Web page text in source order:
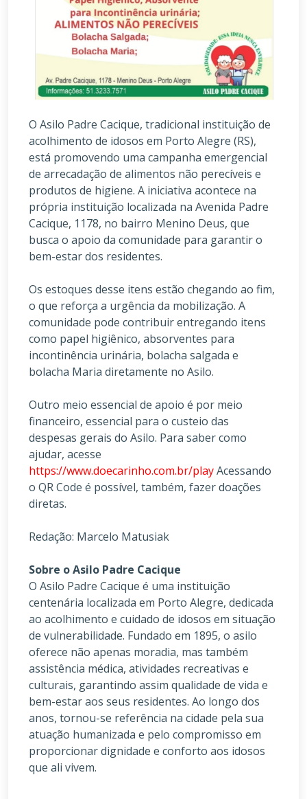
O Asilo Padre Cacique, tradicional instituição de
acolhimento de idosos em Porto Alegre (RS),
está promovendo uma campanha emergencial
de arrecadação de alimentos não perecíveis e
produtos de higiene. A iniciativa acontece na
própria instituição localizada na Avenida Padre
Cacique, 1178, no bairro Menino Deus, que
busca o apoio da comunidade para garantir o
bem-estar dos residentes.
Os estoques desse itens estão chegando ao fim,
o que reforça a urgência da mobilização. A
comunidade pode contribuir entregando itens
como papel higiênico, absorventes para
incontinência urinária, bolacha salgada e
bolacha Maria diretamente no Asilo.
Outro meio essencial de apoio é por meio
financeiro, essencial para o custeio das
despesas gerais do Asilo. Para saber como
ajudar, acesse
https://www.doecarinho.com.br/playAcessando
o QR Code é possível, também, fazer doações
diretas.
Redação: Marcelo Matusiak
Sobre o Asilo Padre Cacique
O Asilo Padre Cacique é uma instituição
centenária localizada em Porto Alegre, dedicada
ao acolhimento e cuidado de idosos em situação
de vulnerabilidade. Fundado em 1895, o asilo
oferece não apenas moradia, mas também
assistência médica, atividades recreativas e
culturais, garantindo assim qualidade de vida e
bem-estar aos seus residentes. Ao longo dos
anos, tornou-se referência na cidade pela sua
atuação humanizada e pelo compromisso em
proporcionar dignidade e conforto aos idosos
que ali vivem.